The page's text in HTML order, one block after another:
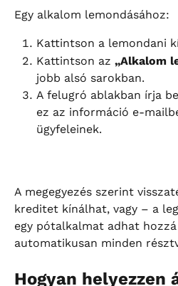
Egy alkalom lemondásához:
Kattintson a lemondani
Kattintson az „Alkalom
jobb alsó sarokban.
A felugró ablakban írja
ez az információ e-
ügyfeleinek.
A megegyezés szerint
kreditet kínálhat, vagy – a
egy pótalkalmat adhat
automatikusan minden
Hogyan helyezzen